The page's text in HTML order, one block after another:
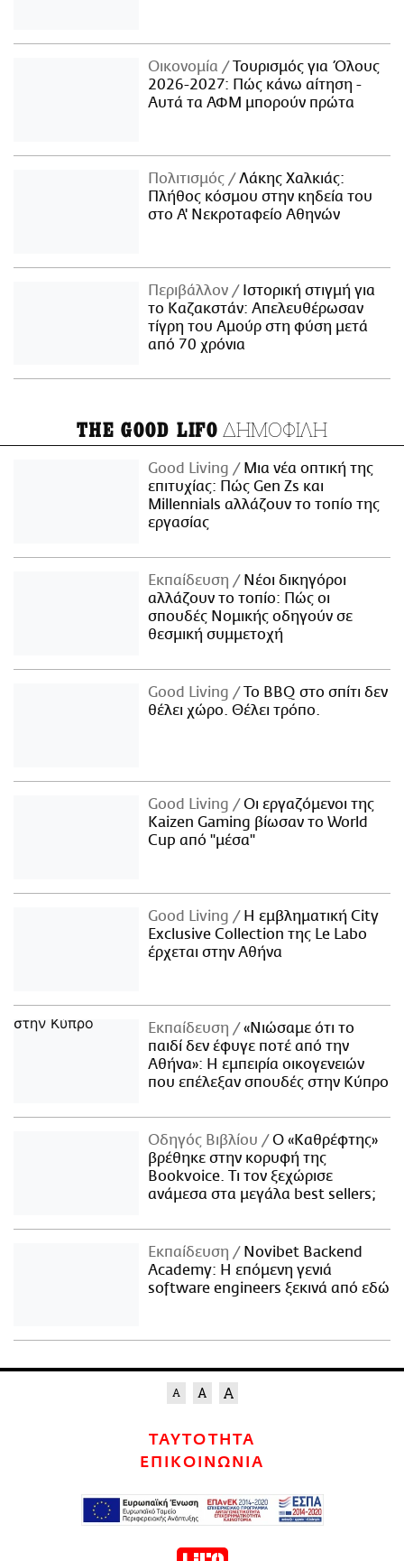
Οικονομία
Τουρισμός για Όλους
2026-2027: Πώς κάνω αίτηση -
Αυτά τα ΑΦΜ μπορούν πρώτα
Πολιτισμός
Λάκης Χαλκιάς:
Πλήθος κόσμου στην κηδεία του
στο Α' Νεκροταφείο Αθηνών
Περιβάλλον
Ιστορική στιγμή για
το Καζακστάν: Απελευθέρωσαν
τίγρη του Αμούρ στη φύση μετά
από 70 χρόνια
THE GOOD LIFO ΔΗΜΟΦΙΛΗ
Good Living
Μια νέα οπτική της
επιτυχίας: Πώς Gen Zs και
Millennials αλλάζουν το τοπίο της
εργασίας
Εκπαίδευση
Νέοι δικηγόροι
αλλάζουν το τοπίο: Πώς οι
σπουδές Νομικής οδηγούν σε
θεσμική συμμετοχή
Good Living
Το BBQ στο σπίτι δεν
θέλει χώρο. Θέλει τρόπο.
Good Living
Οι εργαζόμενοι της
Kaizen Gaming βίωσαν το World
Cup από "μέσα"
Good Living
Η εμβληματική City
Exclusive Collection της Le Labo
έρχεται στην Αθήνα
Εκπαίδευση
«Νιώσαμε ότι το
παιδί δεν έφυγε ποτέ από την
Αθήνα»: Η εμπειρία οικογενειών
που επέλεξαν σπουδές στην Κύπρο
Οδηγός Βιβλίου
Ο «Καθρέφτης»
βρέθηκε στην κορυφή της
Bookvoice. Τι τον ξεχώρισε
ανάμεσα στα μεγάλα best sellers;
Εκπαίδευση
Novibet Backend
Academy: Η επόμενη γενιά
software engineers ξεκινά από εδώ
ΤΑΥΤΟΤΗΤΑ
ΕΠΙΚΟΙΝΩΝΙΑ